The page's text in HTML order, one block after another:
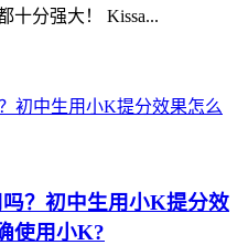
十分强大！ Kissa...
？初中生用小K提分效
使用小K?